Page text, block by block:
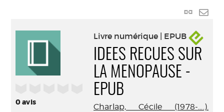
Lien
0avis
Livre numérique | EPUB
IDEES RECUES SUR
LA MENOPAUSE -
EPUB
Charlap, Cécile (1978-....).